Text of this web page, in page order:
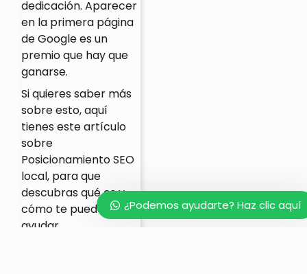
dedicación. Aparecer
en la primera página
de Google es un
premio que hay que
ganarse.
Si quieres saber más
sobre esto, aquí
tienes este artículo
sobre
Posicionamiento SEO
local, para que
descubras qué es y
cómo te puede
ayudar.
¿Podemos ayudarte? Haz clic aquí